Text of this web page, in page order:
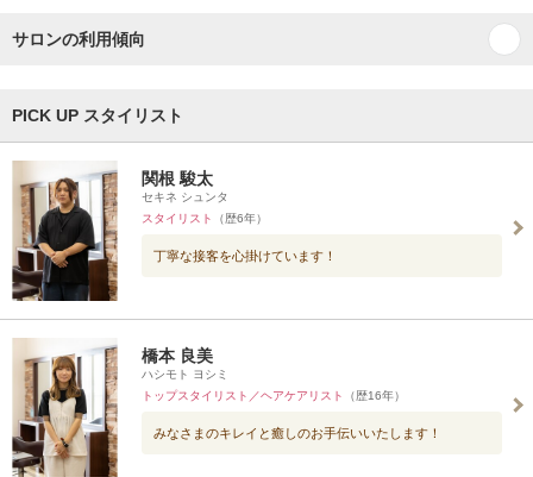
サロンの利用傾向
PICK UP スタイリスト
関根 駿太
セキネ シュンタ
スタイリスト
（歴6年）
丁寧な接客を心掛けています！
橋本 良美
ハシモト ヨシミ
トップスタイリスト／ヘアケアリスト
（歴16年）
みなさまのキレイと癒しのお手伝いいたします！